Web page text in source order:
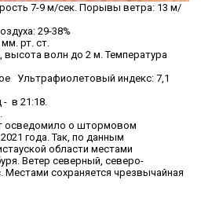
7-9 м/сек. Порывы ветра: 13 м/
29-38%
рт. ст.
волн до 2 м. Температура
Ультрафиолетовый индекс: 7,1
в 21:18.
осведомило о штормовом
года. Так, по данным
области местами
Ветер северный, северо-
Местами сохраняется чрезвычайная